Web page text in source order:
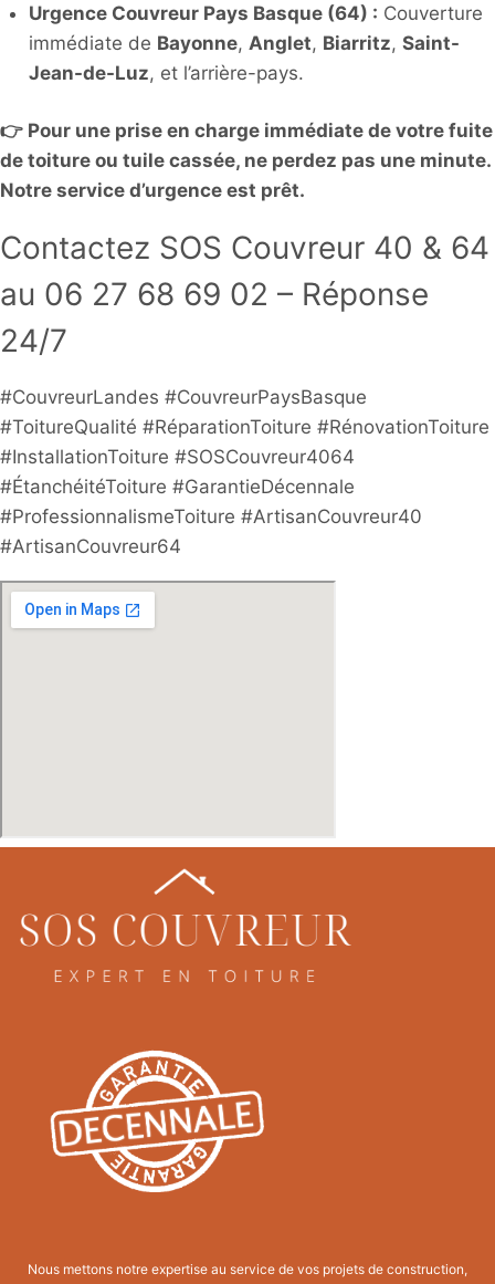
Urgence Couvreur Pays Basque (64) : Couverture
immédiate de Bayonne, Anglet, Biarritz, Saint-
Jean-de-Luz, et l’arrière-pays.
👉 Pour une prise en charge immédiate de votre fuite
de toiture ou tuile cassée, ne perdez pas une minute.
Notre service d’urgence est prêt.
Contactez SOS Couvreur 40 & 64
au 06 27 68 69 02 – Réponse
24/7
#CouvreurLandes #CouvreurPaysBasque
#ToitureQualité #RéparationToiture #RénovationToiture
#InstallationToiture #SOSCouvreur4064
#ÉtanchéitéToiture #GarantieDécennale
#ProfessionnalismeToiture #ArtisanCouvreur40
#ArtisanCouvreur64
Nous mettons notre expertise au service de vos projets de construction,